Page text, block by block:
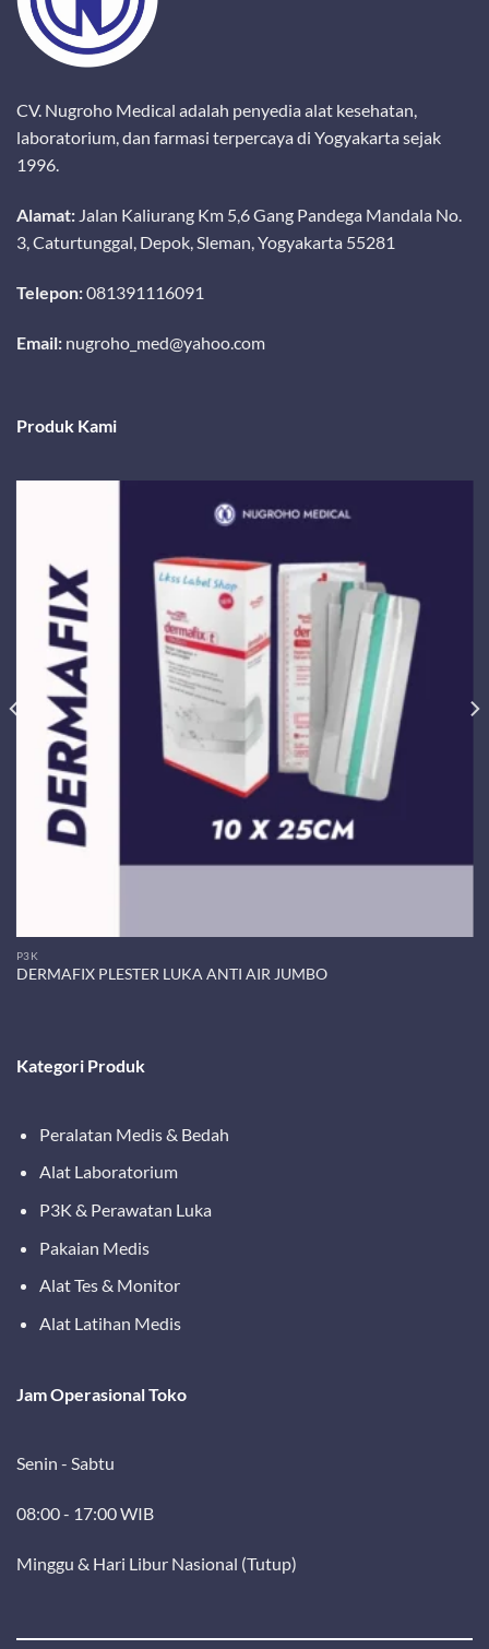
CV. Nugroho Medical adalah penyedia alat kesehatan,
laboratorium, dan farmasi terpercaya di Yogyakarta sejak
1996.
Alamat: Jalan Kaliurang Km 5,6 Gang Pandega Mandala No.
3, Caturtunggal, Depok, Sleman, Yogyakarta 55281
Telepon:081391116091
Email: nugroho_med@yahoo.com
Produk Kami
P3K
DERMAFIX PLESTER LUKA ANTI AIR JUMBO
Kategori Produk
Peralatan Medis & Bedah
Alat Laboratorium
P3K & Perawatan Luka
Pakaian Medis
Alat Tes & Monitor
Alat Latihan Medis
Jam Operasional Toko
Senin - Sabtu
08:00 - 17:00 WIB
Minggu & Hari Libur Nasional (Tutup)